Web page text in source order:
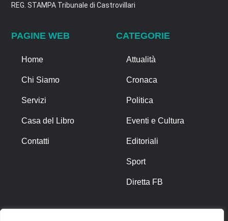
REG. STAMPA Tribunale di Castrovillari
PAGINE WEB
Home
Chi Siamo
Servizi
Casa del Libro
Contatti
CATEGORIE
Attualità
Cronaca
Politica
Eventi e Cultura
Editoriali
Sport
Diretta FB